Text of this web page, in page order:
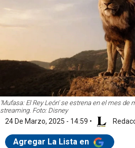
'Mufasa: El Rey León' se estrena en el mes de
streaming. Foto: Disney
24 De Marzo, 2025 - 14:59 •
Agregar La Lista en